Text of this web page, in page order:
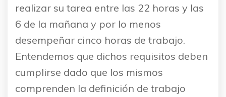
realizar su tarea entre las 22 horas y las
6 de la mañana y por lo menos
desempeñar cinco horas de trabajo.
Entendemos que dichos requisitos deben
cumplirse dado que los mismos
comprenden la definición de trabajo